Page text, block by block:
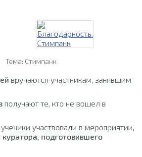
Тема: Стимпанк
вручаются участникам, занявшим
получают те, кто не вошел в
участвовали в мероприятии,
куратора, подготовившего